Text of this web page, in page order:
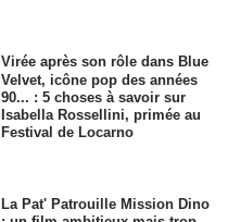
Virée après son rôle dans Blue
Velvet, icône pop des années
90... : 5 choses à savoir sur
Isabella Rossellini, primée au
Festival de Locarno
La Pat' Patrouille Mission Dino